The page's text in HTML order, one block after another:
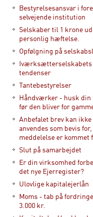
Bestyrelsesansvar i
selvejende institution
Selskaber til 1 krone
personlig hæftelse.
Opfølgning på
Iværksætterselskabets
tendenser
Tantebestyrelser
Håndværker - husk din
før den bliver for
Anbefalet brev kan ikke
anvendes som bevis
meddelelse er kommet
Slut på samarbejdet
Er din virksomhed
det nye Ejerregister?
Ulovlige kapitalejerlån
Moms - tab på
3.000 kr.